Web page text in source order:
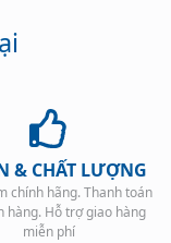
& CHẤT LƯỢNG
chính hãng. Thanh toán
hàng. Hỗ trợ giao hàng
miễn phí